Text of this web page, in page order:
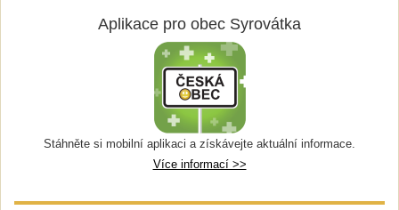
Aplikace pro obec Syrovátka
Stáhněte si mobilní aplikaci a získávejte aktuální informace.
Více informací >>